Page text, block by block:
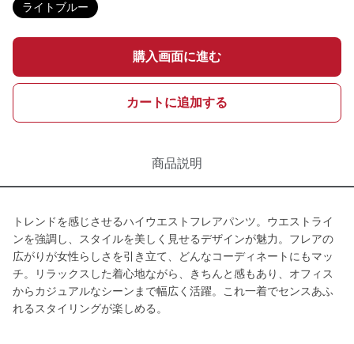
ライトブルー
購入画面に進む
カートに追加する
商品説明
トレンドを感じさせるハイウエストフレアパンツ。ウエストライ
ンを強調し、スタイルを美しく見せるデザインが魅力。フレアの
広がりが女性らしさを引き立て、どんなコーディネートにもマッ
チ。リラックスした着心地ながら、きちんと感もあり、オフィス
からカジュアルなシーンまで幅広く活躍。これ一着でセンスあふ
れるスタイリングが楽しめる。